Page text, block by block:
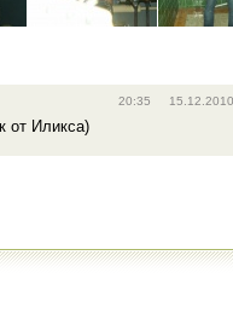
20:35 15.12.2010
от Иликса)